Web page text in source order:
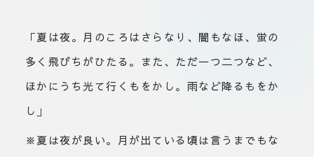
「夏は夜。月のころはさらなり 、闇もなほ、蛍の
多く飛びちがひたる。また、ただ一つ二つなど、
ほかにう ち光て行くもをかし。雨など降るもをか
し」
※夏は夜が良い。月が出ている頃は言うまでもな